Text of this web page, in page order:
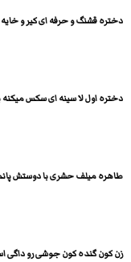
دختره قشنگ و حرفه ای کیر و
دختره اول لا سینه ای سکس
طاهره میلف حشری با دوستش
زن کون گنده کون جوشی رو داگی